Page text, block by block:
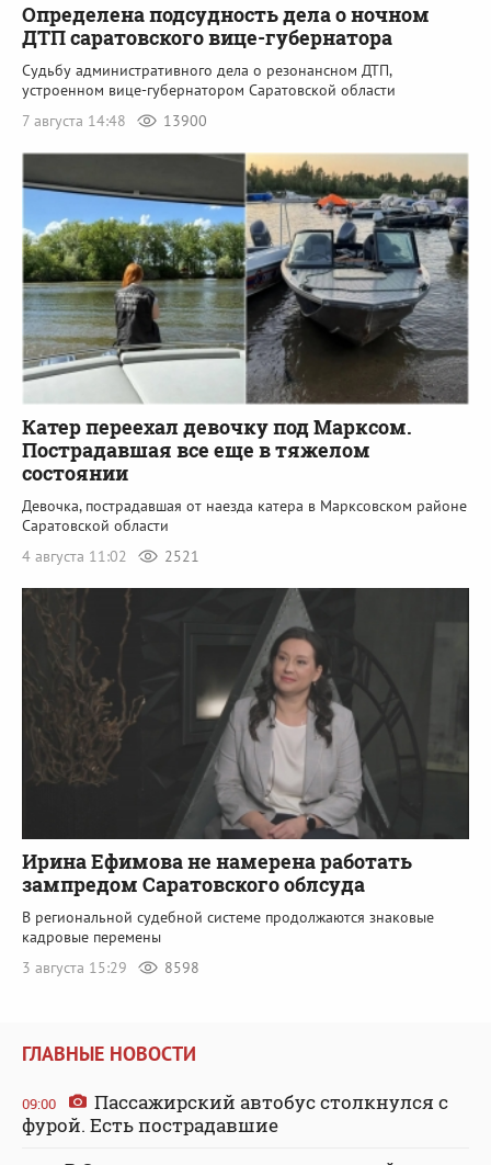
Определена подсудность дела о ночном
ДТП саратовского вице-губернатора
Судьбу административного дела о резонансном ДТП,
устроенном вице-губернатором Саратовской области
7 августа 14:48
13900
Катер переехал девочку под Марксом.
Пострадавшая все еще в тяжелом
состоянии
Девочка, пострадавшая от наезда катера в Марксовском районе
Саратовской области
4 августа 11:02
2521
Ирина Ефимова не намерена работать
зампредом Саратовского облсуда
В региональной судебной системе продолжаются знаковые
кадровые перемены
3 августа 15:29
8598
ГЛАВНЫЕ НОВОСТИ
09:00
Пассажирский автобус столкнулся с
фурой. Есть пострадавшие